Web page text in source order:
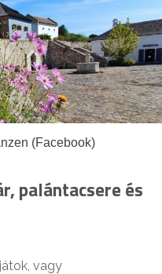
(Facebook)
palántacsere és
vagy